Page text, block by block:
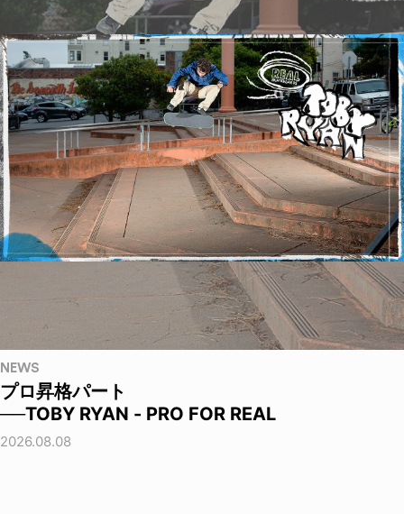
NEWS
プロ昇格パート
──TOBY RYAN - PRO FOR REAL
2026.08.08